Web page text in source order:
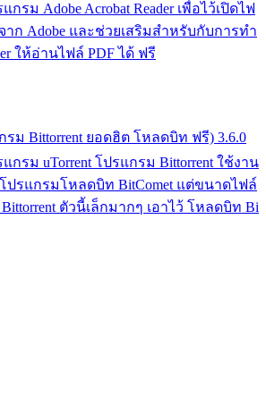
รม Adobe Acrobat Reader เพื่อไว้เปิดไฟ
าก Adobe และช่วยเสริมสำหรับกับการทำ
ให้อ่านไฟล์ PDF ได้ ฟรี
รม Bittorrent ยอดฮิต โหลดบิท ฟรี) 3.6.0
กรม uTorrent โปรแกรม Bittorrent ใช้งาน
ปรแกรมโหลดบิท BitComet แต่ขนาดไฟล์
ตัวนี้เล็กมากๆ เอาไว้ โหลดบิท Bi